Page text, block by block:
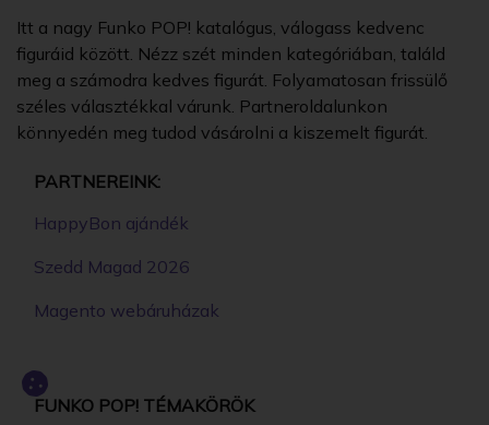
Itt a nagy Funko POP! katalógus, válogass kedvenc
figuráid között. Nézz szét minden kategóriában, találd
meg a számodra kedves figurát. Folyamatosan frissülő
széles választékkal várunk. Partneroldalunkon
könnyedén meg tudod vásárolni a kiszemelt figurát.
PARTNEREINK:
HappyBon ajándék
Szedd Magad 2026
Magento webáruházak
FUNKO POP! TÉMAKÖRÖK